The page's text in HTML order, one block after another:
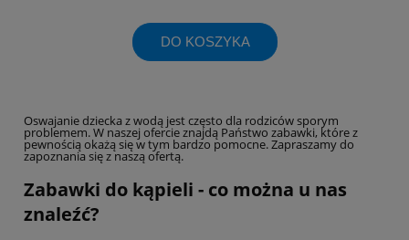
DO KOSZYKA
Oswajanie dziecka z wodą jest często dla rodziców sporym
problemem. W naszej ofercie znajdą Państwo zabawki, które z
pewnością okażą się w tym bardzo pomocne. Zapraszamy do
zapoznania się z naszą ofertą.
Zabawki do kąpieli - co można u nas
znaleźć?